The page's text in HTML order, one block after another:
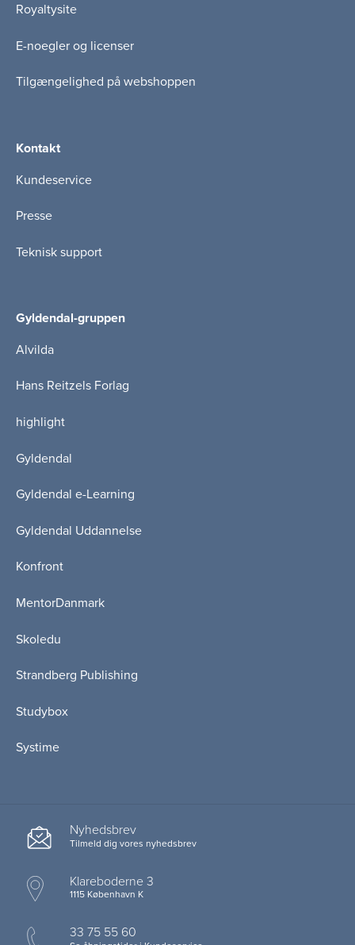
Royaltysite
E-noegler og licenser
Tilgængelighed på webshoppen
Kontakt
Kundeservice
Presse
Teknisk support
Gyldendal-gruppen
Alvilda
Hans Reitzels Forlag
highlight
Gyldendal
Gyldendal e-Learning
Gyldendal Uddannelse
Konfront
MentorDanmark
Skoledu
Strandberg Publishing
Studybox
Systime
Nyhedsbrev
Tilmeld dig vores nyhedsbrev
Klareboderne 3
1115 København K
33 75 55 60